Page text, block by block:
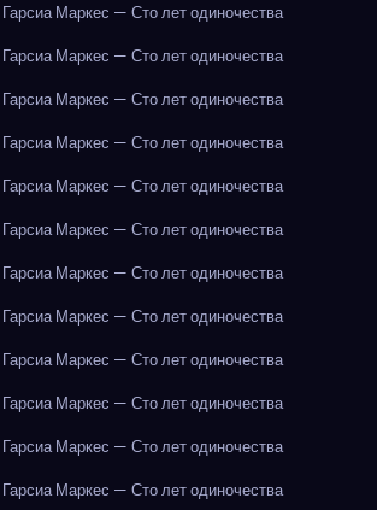
Гарсиа Маркес — Сто лет одиночества
Гарсиа Маркес — Сто лет одиночества
Гарсиа Маркес — Сто лет одиночества
Гарсиа Маркес — Сто лет одиночества
Гарсиа Маркес — Сто лет одиночества
Гарсиа Маркес — Сто лет одиночества
Гарсиа Маркес — Сто лет одиночества
Гарсиа Маркес — Сто лет одиночества
Гарсиа Маркес — Сто лет одиночества
Гарсиа Маркес — Сто лет одиночества
Гарсиа Маркес — Сто лет одиночества
Гарсиа Маркес — Сто лет одиночества